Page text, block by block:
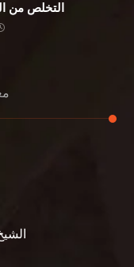
التخلص من